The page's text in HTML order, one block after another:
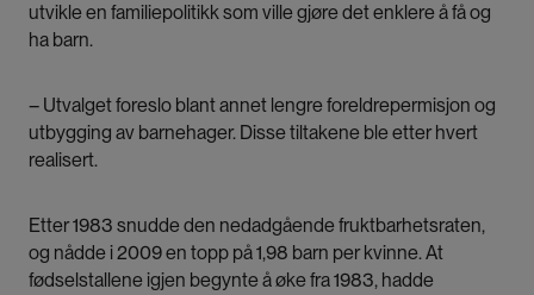
utvikle en familiepolitikk som ville gjøre det enklere å få og
ha barn.
– Utvalget foreslo blant annet lengre foreldrepermisjon og
utbygging av barnehager. Disse tiltakene ble etter hvert
realisert.
Etter 1983 snudde den nedadgående fruktbarhetsraten,
og nådde i 2009 en topp på 1,98 barn per kvinne. At
fødselstallene igjen begynte å øke fra 1983, hadde